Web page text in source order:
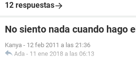
12 respuestas
No siento nada cuando hago
Kanya - 12 feb 2011 a las 21:36
Ada - 11 ene 2018 a las 06:13